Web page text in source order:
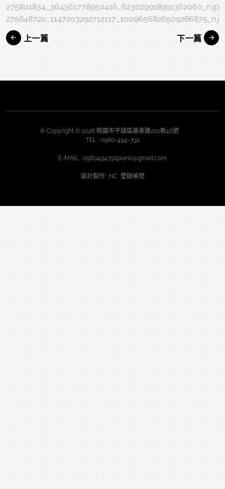
275801834_364361778950416_623029918991362060_n.jpg
上一篇 下一篇
© Copyright © 2026 桃園市平鎮區廣泰路210巷46號
TEL : 0980-494-792
E-MAIL : 0980494792piano@gmail.com
設計製作: NC 登錄帳號